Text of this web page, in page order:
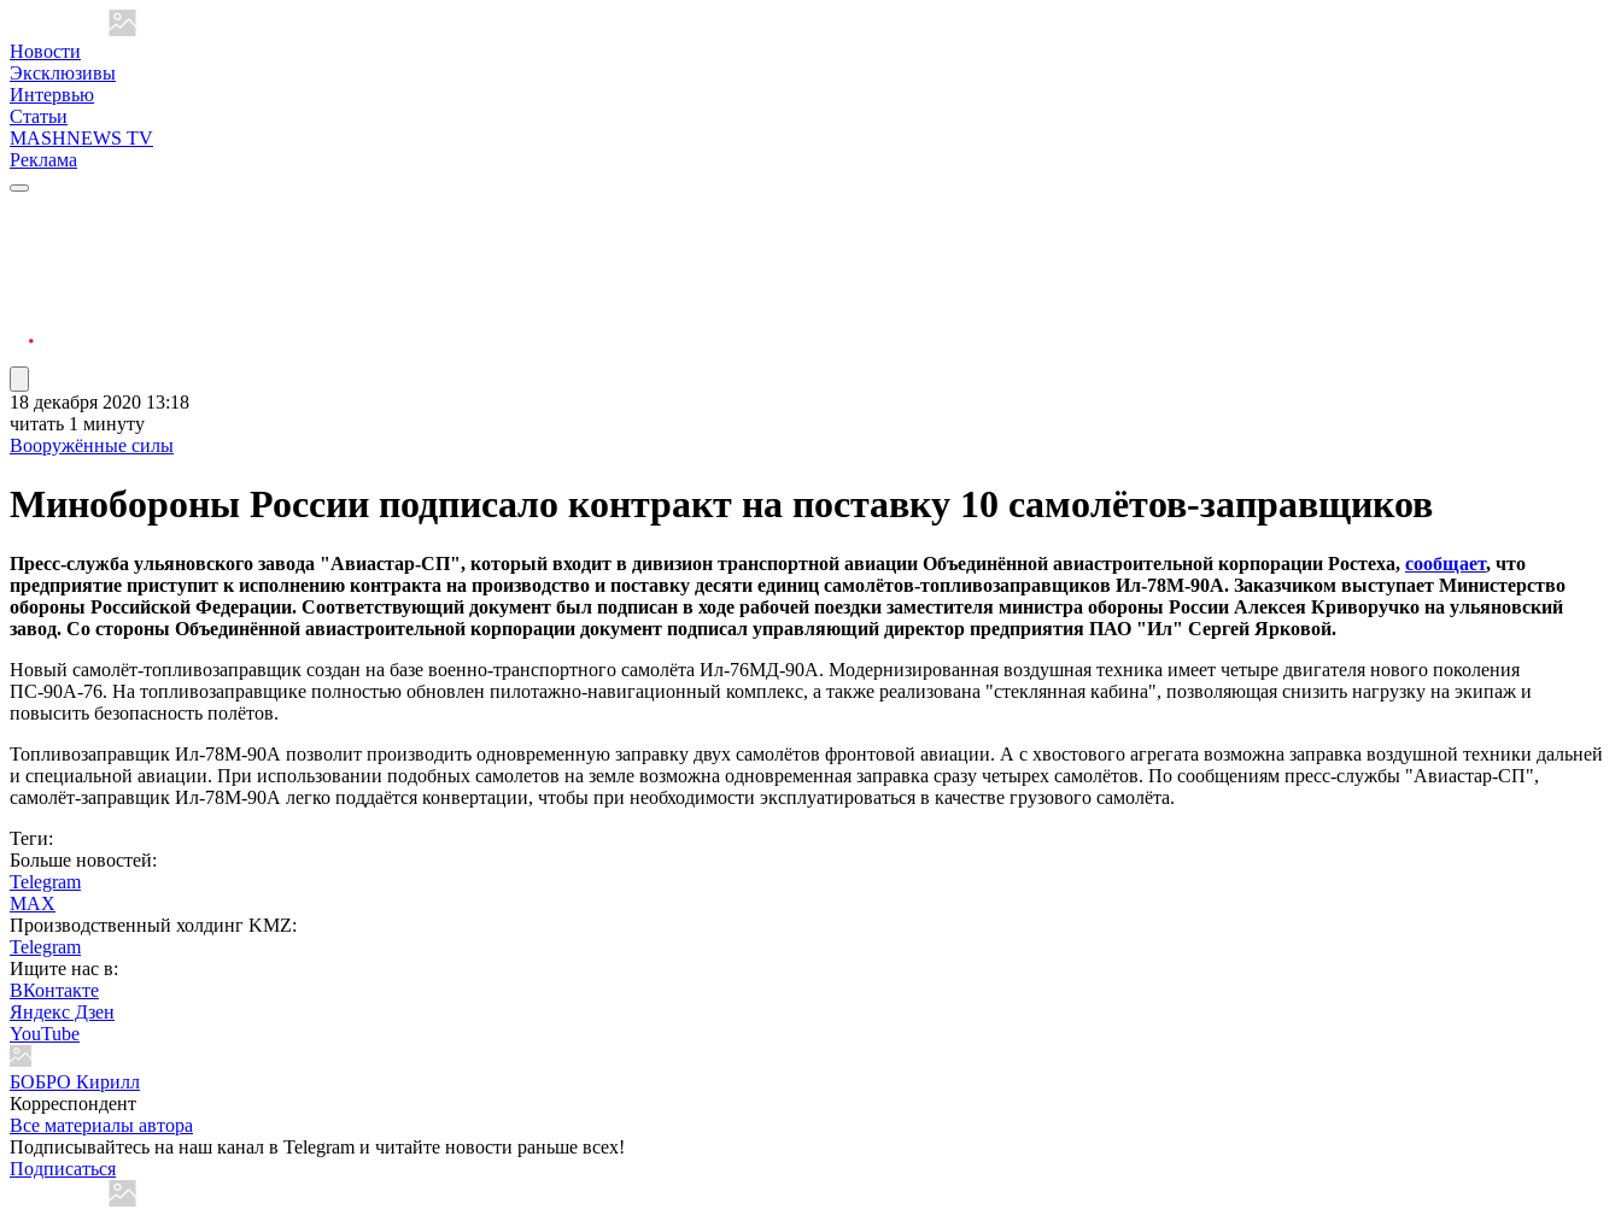
Новости
Эксклюзивы
Интервью
Статьи
MASHNEWS TV
Реклама
18 декабря 2020 13:18
читать 1 минуту
Вооружённые силы
Минобороны России подписало контракт на поставку 10 самолётов-заправщиков
Пресс-служба ульяновского завода "Авиастар-СП", который входит в дивизион транспортной авиации Объединённой авиастроительной корпорации Ростеха, сообщает, что
предприятие приступит к исполнению контракта на производство и поставку десяти единиц самолётов-топливозаправщиков Ил-78М-90А. Заказчиком выступает Министерство
обороны Российской Федерации. Соответствующий документ был подписан в ходе рабочей поездки заместителя министра обороны России Алексея Криворучко на ульяновский
завод. Со стороны Объединённой авиастроительной корпорации документ подписал управляющий директор предприятия ПАО "Ил" Сергей Ярковой.
Новый самолёт-топливозаправщик создан на базе военно-транспортного самолёта Ил-76МД-90А. Модернизированная воздушная техника имеет четыре двигателя нового поколения
ПС-90А-76. На топливозаправщике полностью обновлен пилотажно-навигационный комплекс, а также реализована "стеклянная кабина", позволяющая снизить нагрузку на экипаж и
повысить безопасность полётов.
Топливозаправщик Ил-78М-90А позволит производить одновременную заправку двух самолётов фронтовой авиации. А с хвостового агрегата возможна заправка воздушной техники дальней
и специальной авиации. При использовании подобных самолетов на земле возможна одновременная заправка сразу четырех самолётов. По сообщениям пресс-службы "Авиастар-СП",
самолёт-заправщик Ил-78М-90А легко поддаётся конвертации, чтобы при необходимости эксплуатироваться в качестве грузового самолёта.
Теги:
Больше новостей:
Telegram
MAX
Производственный холдинг KMZ:
Telegram
Ищите нас в:
ВКонтакте
Яндекс Дзен
YouTube
БОБРО Кирилл
Корреспондент
Все материалы автора
Подписывайтесь на наш канал в Telegram и читайте новости раньше всех!
Подписаться